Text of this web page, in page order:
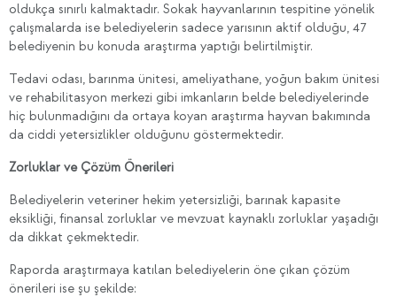
oldukça sınırlı kalmaktadır. Sokak hayvanlarının tespitine yönelik
çalışmalarda ise belediyelerin sadece yarısının aktif olduğu, 47
belediyenin bu konuda araştırma yaptığı belirtilmiştir.
Tedavi odası, barınma ünitesi, ameliyathane, yoğun bakım ünitesi
ve rehabilitasyon merkezi gibi imkanların belde belediyelerinde
hiç bulunmadığını da ortaya koyan araştırma hayvan bakımında
da ciddi yetersizlikler olduğunu göstermektedir.
Zorluklar ve Çözüm Önerileri
Belediyelerin veteriner hekim yetersizliği, barınak kapasite
eksikliği, finansal zorluklar ve mevzuat kaynaklı zorluklar yaşadığı
da dikkat çekmektedir.
Raporda araştırmaya katılan belediyelerin öne çıkan çözüm
önerileri ise şu şekilde: